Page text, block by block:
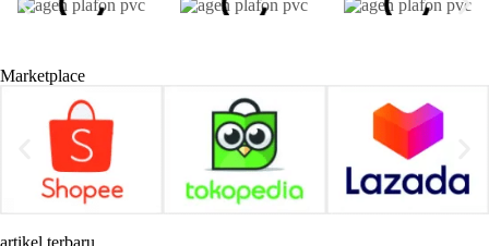
Marketplace
artikel terbaru